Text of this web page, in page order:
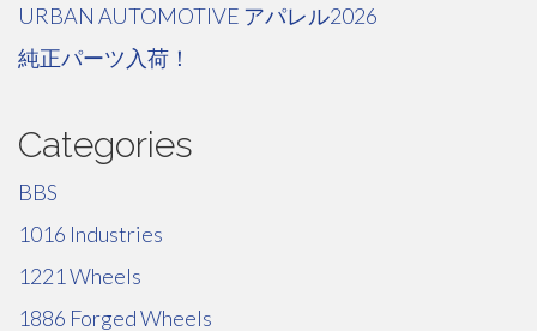
URBAN AUTOMOTIVE アパレル2026
純正パーツ入荷！
Categories
BBS
1016 Industries
1221 Wheels
1886 Forged Wheels